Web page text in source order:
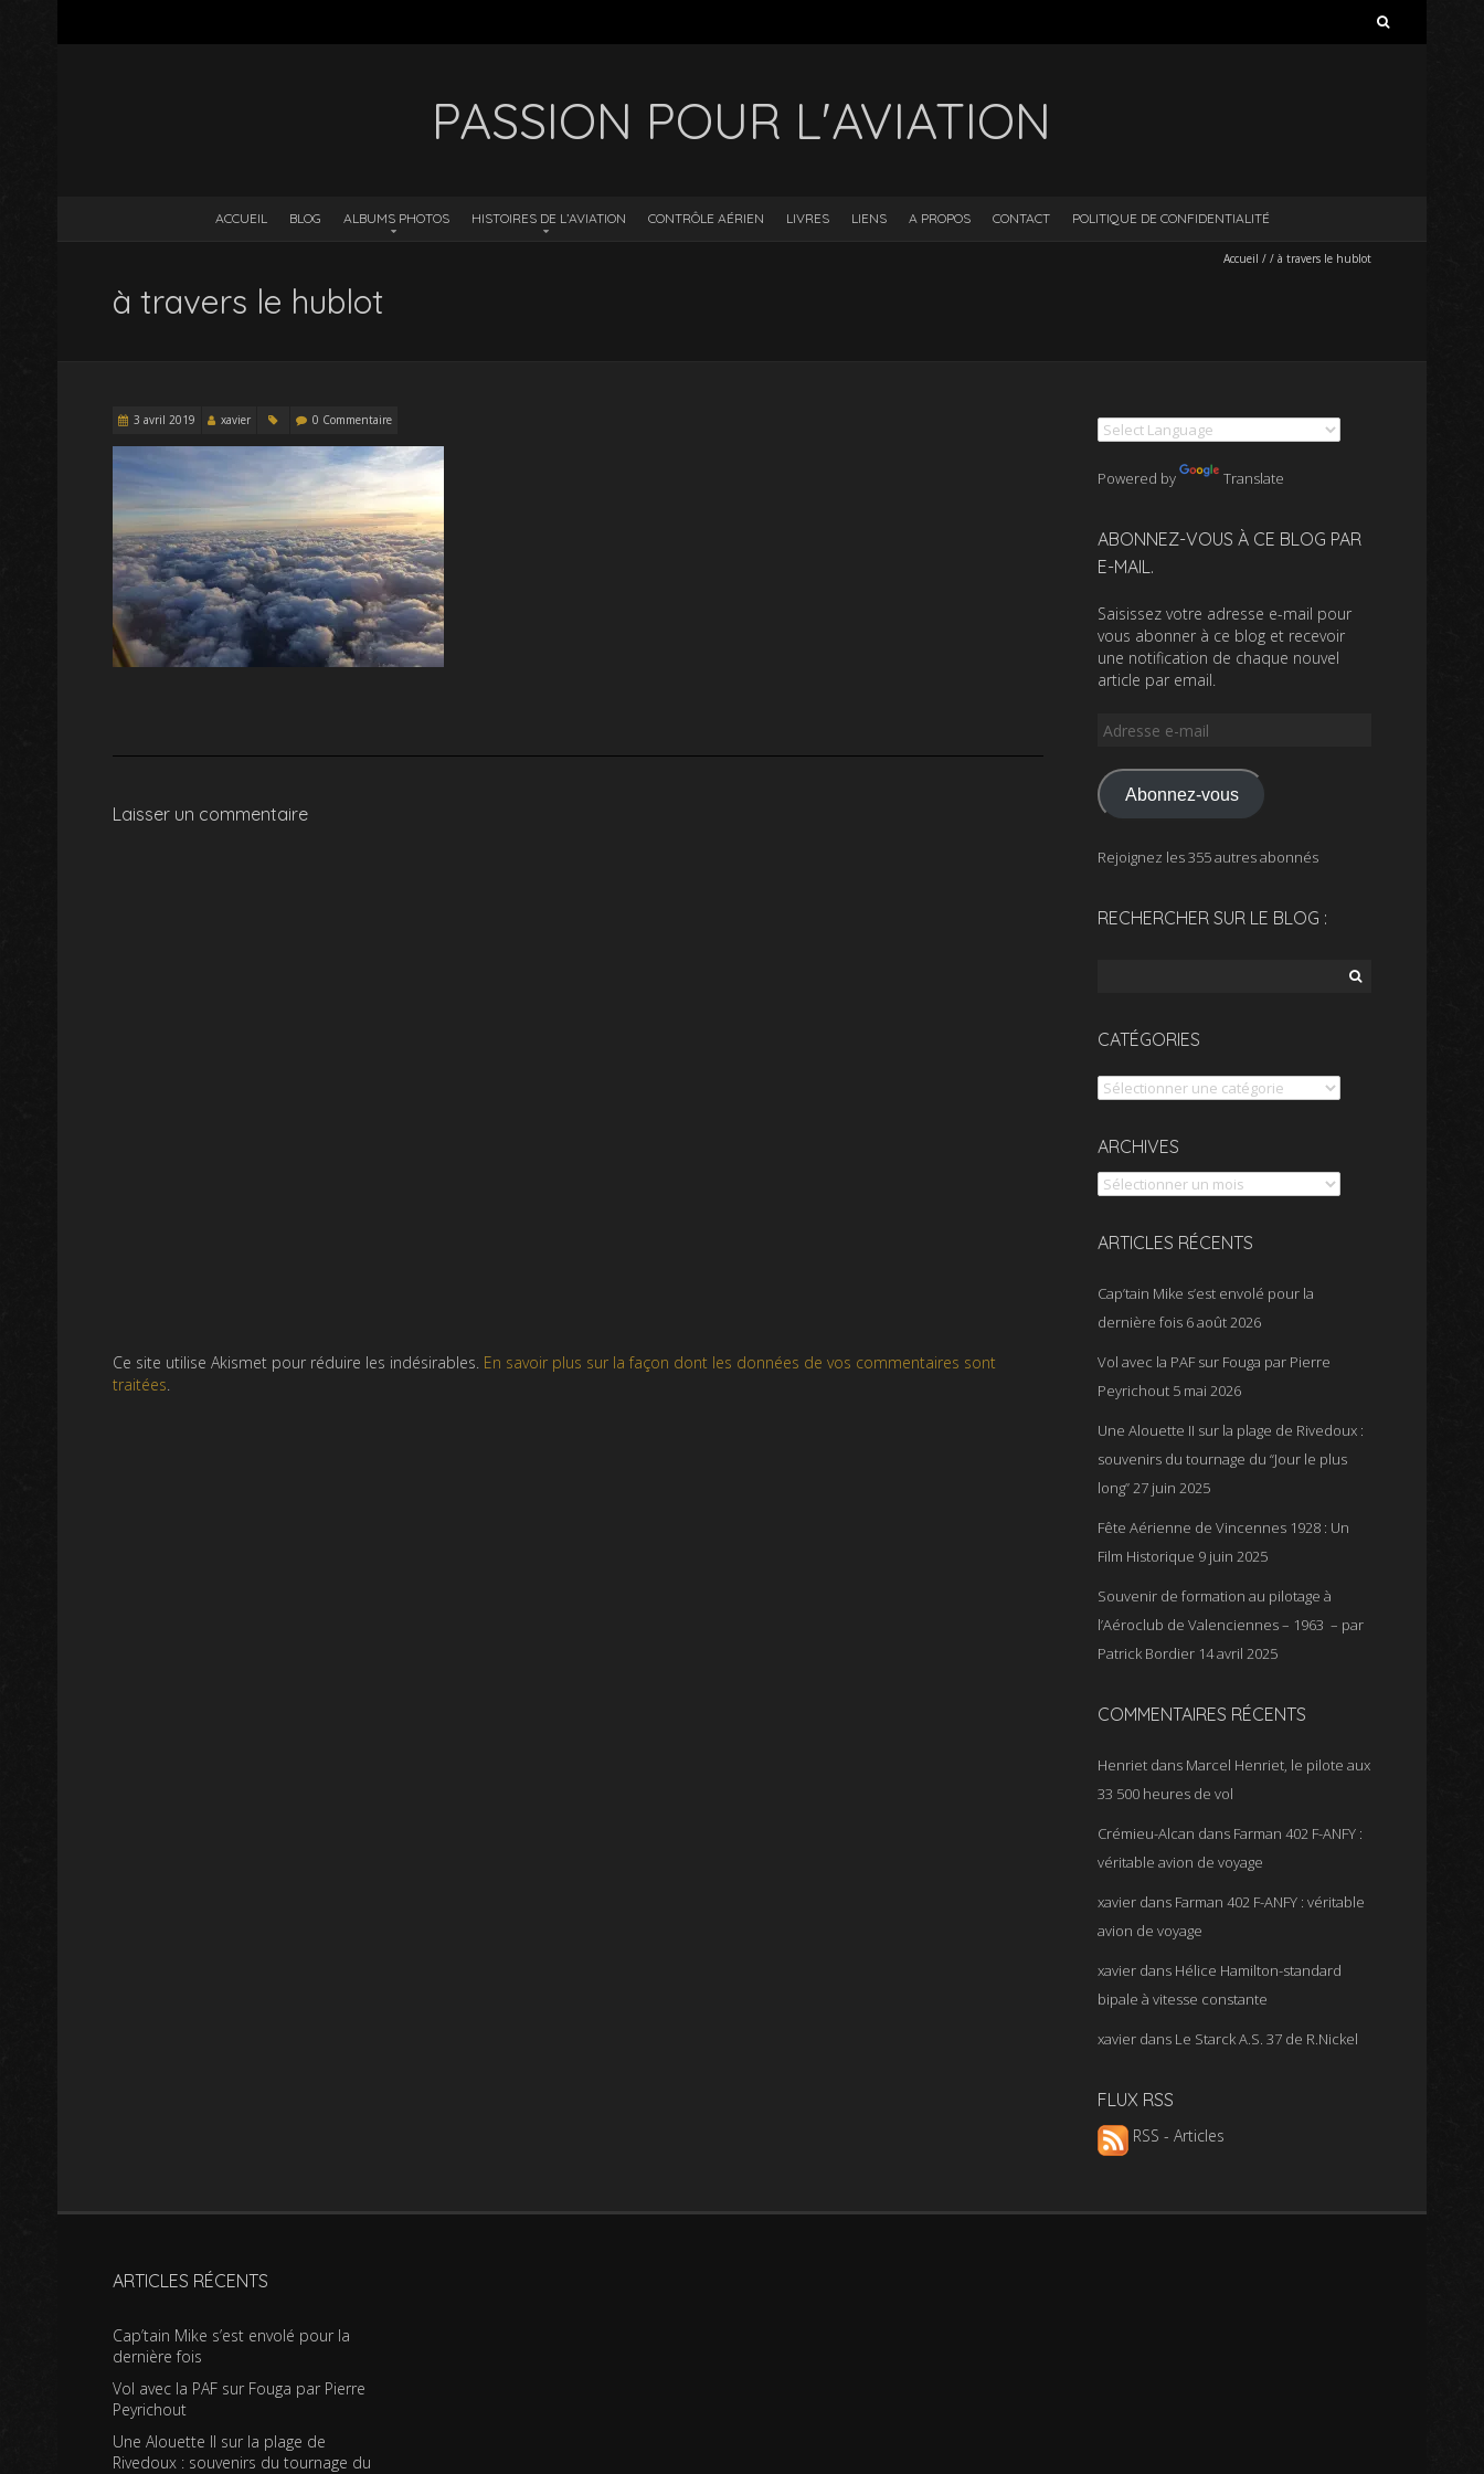
PASSION POUR L'AVIATION
ACCUEIL BLOG ALBUMS PHOTOS HISTOIRES DE L’AVIATION CONTRÔLE AÉRIEN LIVRES LIENS A PROPOS CONTACT POLITIQUE DE CONFIDENTIALITÉ
Accueil //à travers le hublot
à travers le hublot
3 avril 2019 xavier 0 Commentaire
Laisser un commentaire
Ce site utilise Akismet pour réduire les indésirables. En savoir plus sur la façon dont les données de vos commentaires sont
traitées.
Powered by Translate
ABONNEZ-VOUS À CE BLOG PAR
E-MAIL.
Saisissez votre adresse e-mail pour
vous abonner à ce blog et recevoir
une notification de chaque nouvel
article par email.
Adresse
mail
Abonnez-vous
Rejoignez les 355 autres abonnés
RECHERCHER SUR LE BLOG :
CATÉGORIES
Catégories
ARCHIVES
Archives
ARTICLES RÉCENTS
Cap’tain Mike s’est envolé pour la
dernière fois 6 août 2026
Vol avec la PAF sur Fouga par Pierre
Peyrichout 5 mai 2026
Une Alouette II sur la plage de Rivedoux :
souvenirs du tournage du “Jour le plus
long”27 juin 2025
Fête Aérienne de Vincennes 1928 : Un
Film Historique 9 juin 2025
Souvenir de formation au pilotage à
l’Aéroclub de Valenciennes – 1963 – par
Patrick Bordier 14 avril 2025
COMMENTAIRES RÉCENTS
Henriet dans Marcel Henriet, le pilote aux
33 500 heures de vol
Crémieu-Alcan dans Farman 402 F-ANFY :
véritable avion de voyage
xavier dans Farman 402 F-ANFY : véritable
avion de voyage
xavier dans Hélice Hamilton-standard
bipale à vitesse constante
xavier dans Le Starck A.S. 37 de R.Nickel
FLUX RSS
RSS - Articles
ARTICLES RÉCENTS
Cap’tain Mike s’est envolé pour la
dernière fois
Vol avec la PAF sur Fouga par Pierre
Peyrichout
Une Alouette II sur la plage de
Rivedoux : souvenirs du tournage du